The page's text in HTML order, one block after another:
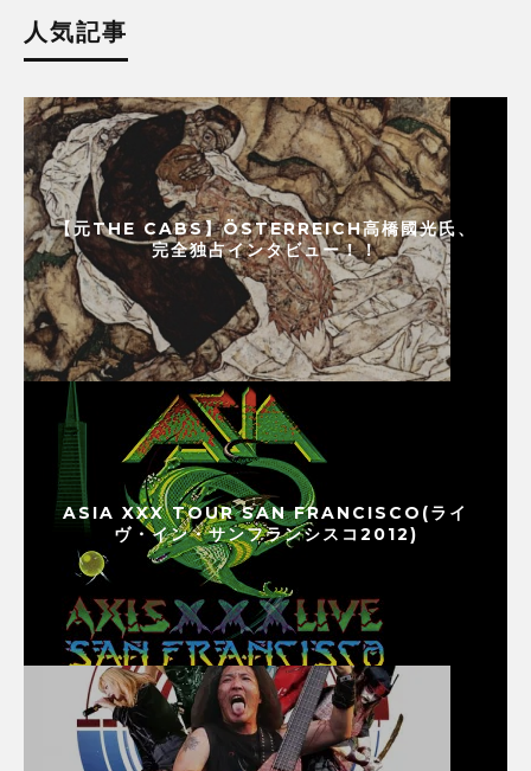
人気記事
【元THE CABS】ÖSTERREICH高橋國光氏、
完全独占インタビュー！！
ASIA XXX TOUR SAN FRANCISCO(ライ
ヴ・イン・サンフランシスコ2012)